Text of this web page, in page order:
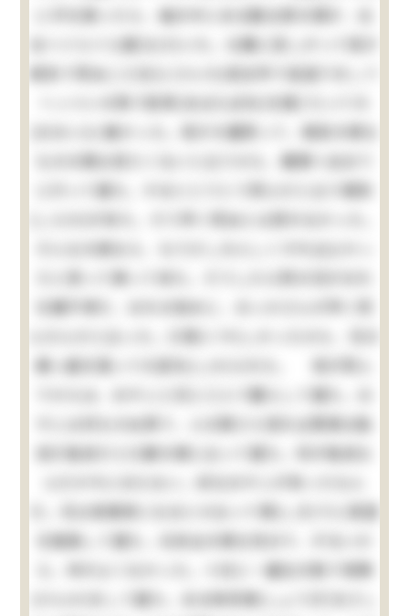
に手を振ったら、袖の中にある勘太郎の頭が、左
右へぐらぐら靡(なび)いた。仕舞に苦しがって母が
病気で死ぬ二三日(にさんち)前台所で宙返りをして
へっついの角で肋骨(あばらぼね)を撲(う)って大
(おおい)に痛かった。母が大層怒って、御前の様な
ものの顔は見たくないと云うから、親類へ泊まり
に行って居た。するととうとう死んだと云う報知
そんな大病なら、もう少し大人しくすればよかっ
たと思って帰って来た。そうしたら例の兄がおれ
を親不孝だ、おれの為めに、おっかさんが早く死
んだんだと云った。口惜(くや)しかったから、兄の
横っ面を張って大変叱(しか)られた。 母が死ん
でからは、おやじと兄と三人で暮らして居た。お
やじは何もせぬ男で、人の顔さえ見れば貴様は駄
目だ駄目だと口癖の様に云って居た。何が駄目な
だ。兄は実業家になるとか云って頻(しき)りに英語
を勉強して居た。元来女の様な性分で、ずるいか
ら、仲がよくなかった。十日に一遍位の割で喧嘩
(けんか)をして居た。ある時将棋(しょうぎ)をさし